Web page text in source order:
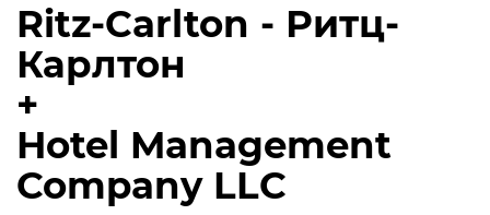
Ritz-Carlton - Ритц-
Карлтон
+
Hotel Management
Company LLC